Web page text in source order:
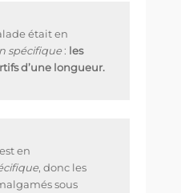
était en
spécifique: les
d’une longueur.
en
, donc les
sous